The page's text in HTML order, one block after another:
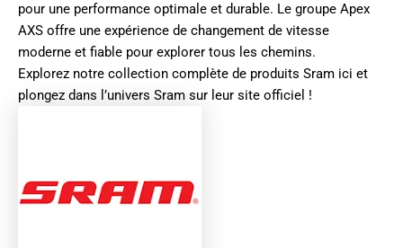
pour une performance optimale et durable. Le groupe Apex
AXS offre une expérience de changement de vitesse
moderne et fiable pour explorer tous les chemins.
Explorez notre collection complète de produits Sram ici et
plongez dans l’univers Sram sur leur site officiel !